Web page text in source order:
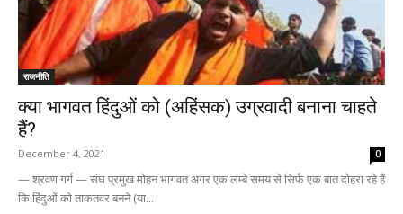
राजनीति
क्या भागवत हिंदुओं को (अहिंसक) उग्रवादी बनाना चाहते
हैं?
December 4, 2021 0
— श्रवण गर्ग — संघ प्रमुख मोहन भागवत अगर एक लम्बे समय से सिर्फ एक बात दोहरा रहे हैं
कि हिंदुओं को ताकतवर बनने (या...